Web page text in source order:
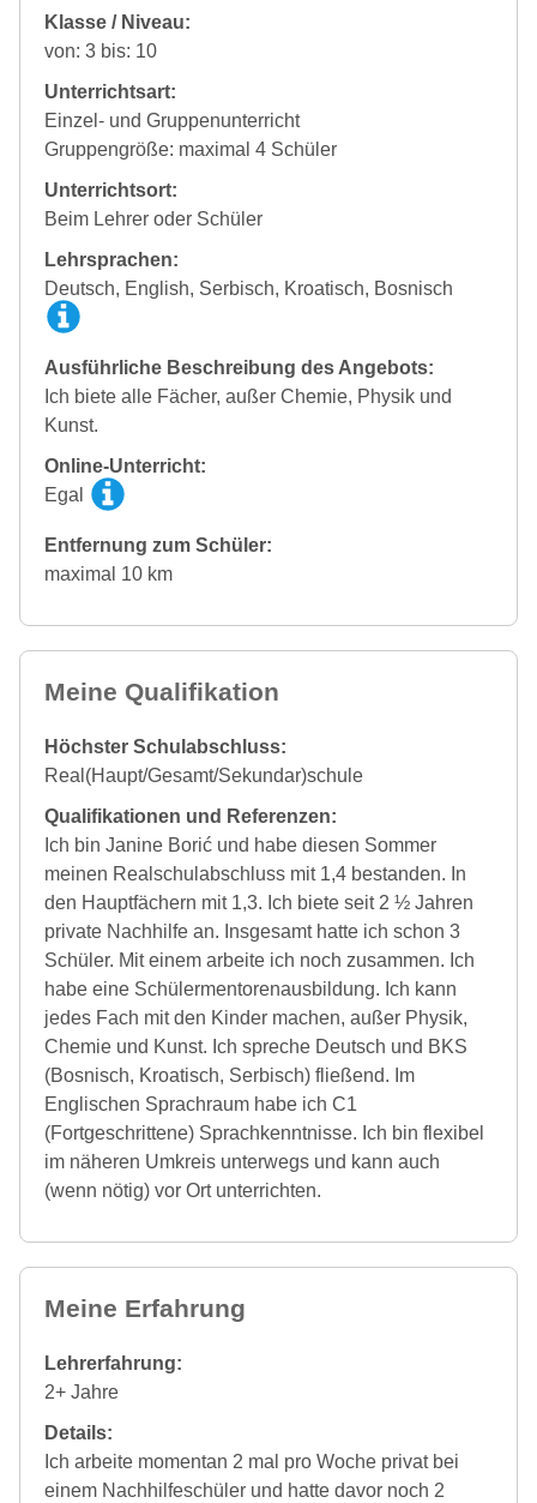
Klasse / Niveau:
von: 3 bis: 10
Unterrichtsart:
Einzel- und Gruppenunterricht
Gruppengröße: maximal 4 Schüler
Unterrichtsort:
Beim Lehrer oder Schüler
Lehrsprachen:
Deutsch, English, Serbisch, Kroatisch, Bosnisch
Ausführliche Beschreibung des Angebots:
Ich biete alle Fächer, außer Chemie, Physik und
Kunst.
Online-Unterricht:
Egal
Entfernung zum Schüler:
maximal 10 km
Meine Qualifikation
Höchster Schulabschluss:
Real(Haupt/Gesamt/Sekundar)schule
Qualifikationen und Referenzen:
Ich bin Janine Borić und habe diesen Sommer
meinen Realschulabschluss mit 1,4 bestanden. In
den Hauptfächern mit 1,3. Ich biete seit 2 ½ Jahren
private Nachhilfe an. Insgesamt hatte ich schon 3
Schüler. Mit einem arbeite ich noch zusammen. Ich
habe eine Schülermentorenausbildung. Ich kann
jedes Fach mit den Kinder machen, außer Physik,
Chemie und Kunst. Ich spreche Deutsch und BKS
(Bosnisch, Kroatisch, Serbisch) fließend. Im
Englischen Sprachraum habe ich C1
(Fortgeschrittene) Sprachkenntnisse. Ich bin flexibel
im näheren Umkreis unterwegs und kann auch
(wenn nötig) vor Ort unterrichten.
Meine Erfahrung
Lehrerfahrung:
2+ Jahre
Details:
Ich arbeite momentan 2 mal pro Woche privat bei
einem Nachhilfeschüler und hatte davor noch 2